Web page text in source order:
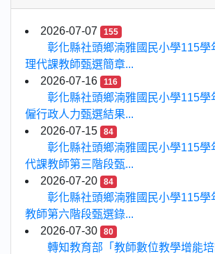
2026-07-07 155
彰化縣社頭鄉湳雅國民小學115學
理代課教師甄選簡章...
2026-07-16
116
彰化縣社頭鄉湳雅國民小學115學
僱行政人力甄選結果...
2026-07-15
84
彰化縣社頭鄉湳雅國民小學115學
代課教師第三階段甄...
2026-07-20
84
彰化縣社頭鄉湳雅國民小學115學
教師第六階段甄選錄...
2026-07-30
80
轉知教育部「教師數位教學增能